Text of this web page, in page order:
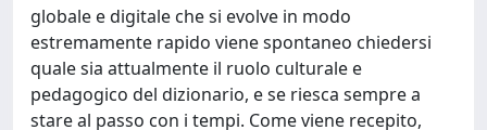
globale e digitale che si evolve in modo
estremamente rapido viene spontaneo chiedersi
quale sia attualmente il ruolo culturale e
pedagogico del dizionario, e se riesca sempre a
stare al passo con i tempi. Come viene recepito,